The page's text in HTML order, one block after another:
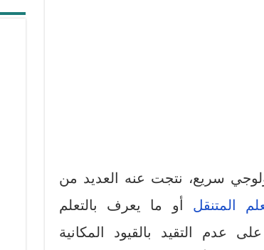
سريع، نتجت عنه العديد من
المتنقل أو ما يعرف بالتعلم
عدم التقيد بالقيود المكانية